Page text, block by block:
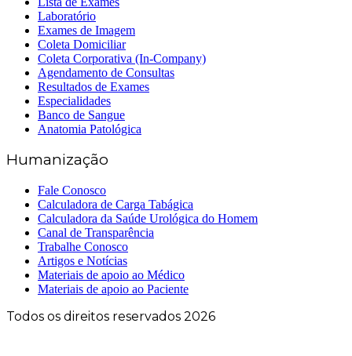
Laboratório
Exames de Imagem
Coleta Domiciliar
Coleta Corporativa (In-Company)
Agendamento de Consultas
Resultados de Exames
Especialidades
Banco de Sangue
Anatomia Patológica
Humanização
Fale Conosco
Calculadora de Carga Tabágica
Calculadora da Saúde Urológica do Homem
Canal de Transparência
Trabalhe Conosco
Artigos e Notícias
Materiais de apoio ao Médico
Materiais de apoio ao Paciente
Todos os direitos reservados 2026